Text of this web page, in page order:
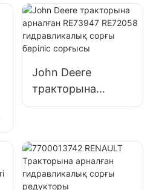
гидравликалық
сорғы тісті сорғы
John Deere
тракторына
арналған RE73947
гидравликалық
сорғы беріліс
сорғысы